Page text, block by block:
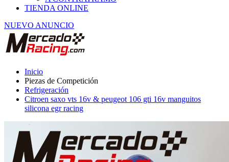
NUEVO ANUNCIO
Piezas de Competición
Refrigeración
Citroen saxo vts 16v & peugeot 106 gti 16v manguitos
silicona egr racing